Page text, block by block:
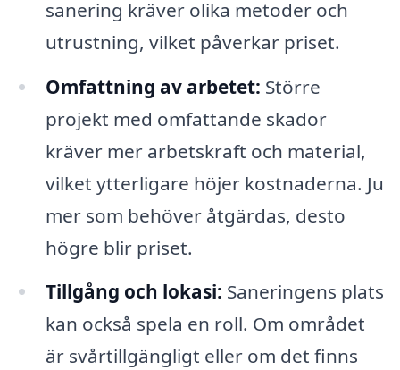
sanering kräver olika metoder och
utrustning, vilket påverkar priset.
Omfattning av arbetet: Större
projekt med omfattande skador
kräver mer arbetskraft och material,
vilket ytterligare höjer kostnaderna. Ju
mer som behöver åtgärdas, desto
högre blir priset.
Tillgång och lokasi: Saneringens plats
kan också spela en roll. Om området
är svårtillgängligt eller om det finns